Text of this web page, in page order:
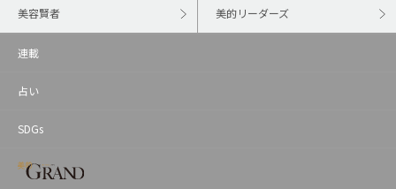
美容賢者 美的リーダーズ
連載
占い
SDGs